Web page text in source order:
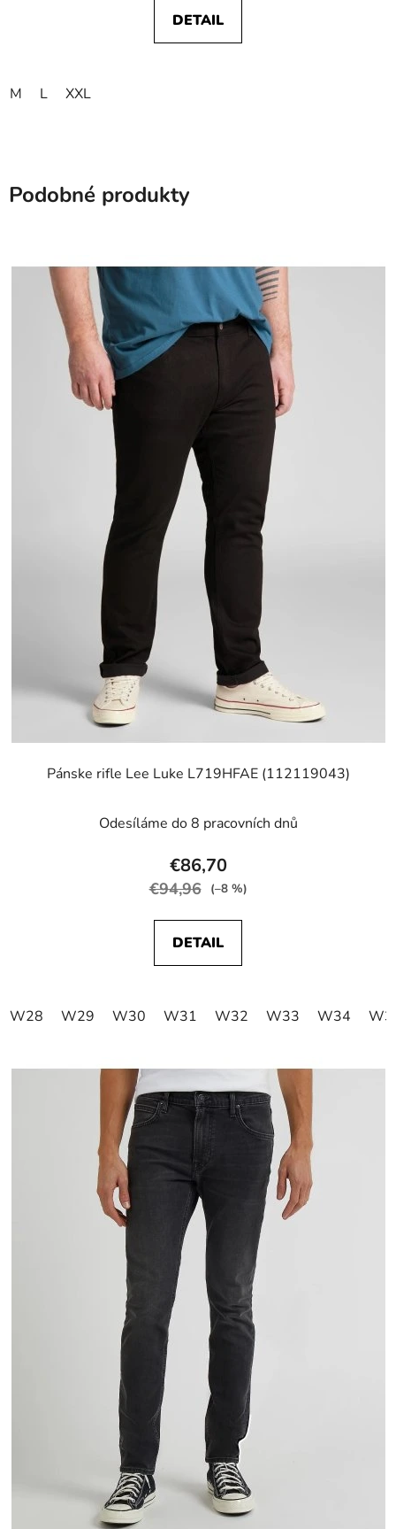
DETAIL
M L XXL
Podobné produkty
Pánske rifle Lee Luke L719HFAE (112119043)
Odesíláme do 8 pracovních dnů
€86,70
€94,96 (–8 %)
DETAIL
W28 W29 W30 W31 W32 W33 W34